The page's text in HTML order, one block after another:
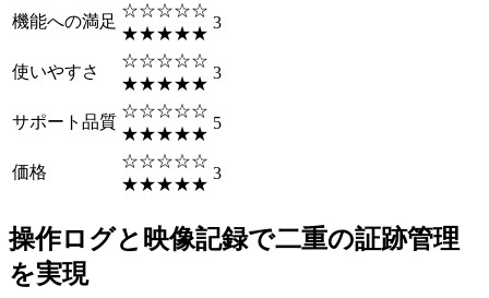
機能への満足
☆☆☆☆☆
★★★★★
3
使いやすさ
☆☆☆☆☆
★★★★★
3
サポート品質
☆☆☆☆☆
★★★★★
5
価格
☆☆☆☆☆
★★★★★
3
操作ログと映像記録で二重の証跡管理
を実現